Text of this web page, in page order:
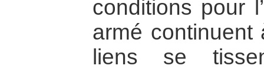
conditions pour
armé continuent
liens se